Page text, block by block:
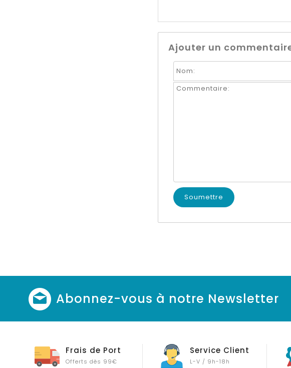
Ajouter un
Abonnez-vous à notre Newsletter
Frais de Port
Offerts dès 99€
Service Client
L-V / 9h-18h